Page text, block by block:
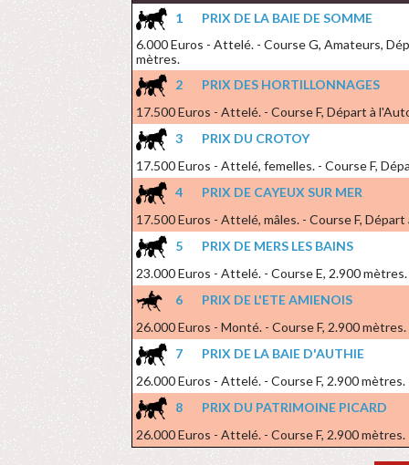
1
PRIX DE LA BAIE DE SOMME
6.000 Euros - Attelé. - Course G, Amateurs,
mètres.
2
PRIX DES HORTILLONNAGES
17.500 Euros - Attelé. - Course F, Départ à
3
PRIX DU CROTOY
17.500 Euros - Attelé, femelles. - Course F,
4
PRIX DE CAYEUX SUR MER
17.500 Euros - Attelé, mâles. - Course F,
5
PRIX DE MERS LES BAINS
23.000 Euros - Attelé. - Course E, 2.900 mètres.
6
PRIX DE L'ETE AMIENOIS
26.000 Euros - Monté. - Course F, 2.900 mètres.
7
PRIX DE LA BAIE D'AUTHIE
26.000 Euros - Attelé. - Course F, 2.900 mètres.
8
PRIX DU PATRIMOINE PICARD
26.000 Euros - Attelé. - Course F, 2.900 mètres.